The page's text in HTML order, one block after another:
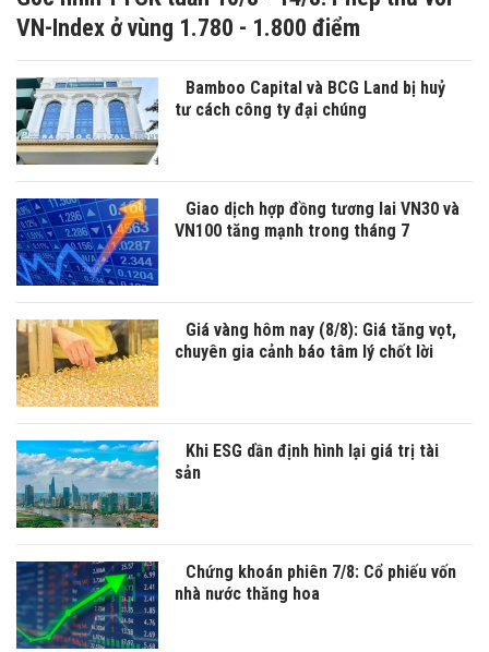
VN-Index ở vùng 1.780 - 1.800 điểm
Bamboo Capital và BCG Land bị huỷ
tư cách công ty đại chúng
Giao dịch hợp đồng tương lai VN30 và
VN100 tăng mạnh trong tháng 7
Giá vàng hôm nay (8/8): Giá tăng vọt,
chuyên gia cảnh báo tâm lý chốt lời
Khi ESG dần định hình lại giá trị tài
sản
Chứng khoán phiên 7/8: Cổ phiếu vốn
nhà nước thăng hoa